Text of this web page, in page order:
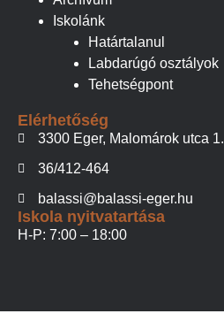
Iskolánk
Határtalanul
Labdarúgó osztályok
Tehetségpont
Elérhetőség
3300 Eger, Malomárok utca 1.
36/412-464
balassi@balassi-eger.hu
Iskola nyitvatartása
H-P: 7:00 – 18:00